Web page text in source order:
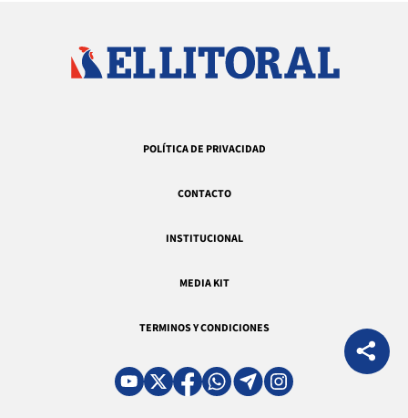
POLÍTICA DE PRIVACIDAD
CONTACTO
INSTITUCIONAL
MEDIA KIT
TERMINOS Y CONDICIONES